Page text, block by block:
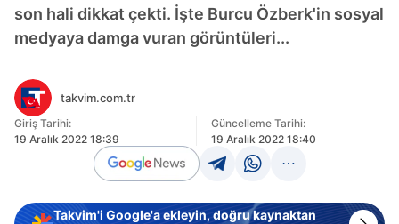
son hali dikkat çekti. İşte Burcu Özberk'in sosyal
medyaya damga vuran görüntüleri...
takvim.com.tr
Giriş Tarihi:
19 Aralık 2022 18:39
Güncelleme Tarihi:
19 Aralık 2022 18:40
Takvim'i Google'a ekleyin, doğru kaynaktan